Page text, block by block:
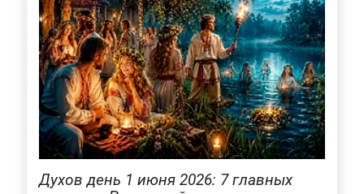
Духов день 1 июня 2026: 7 главных